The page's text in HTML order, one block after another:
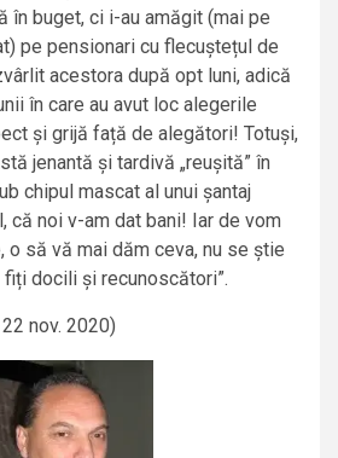
în buget, ci i-au amăgit (mai pe
pe pensionari cu flecuștețul de
acestora după opt luni, adică
în care au avut loc alegerile
și grijă față de alegători! Totuși,
jenantă și tardivă „reușită” în
chipul mascat al unui șantaj
că noi v-am dat bani! Iar de vom
o să vă mai dăm ceva, nu se știe
docili și recunoscători”.
nov. 2020)